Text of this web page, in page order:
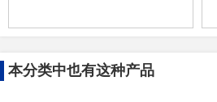
本分类中也有这种产品